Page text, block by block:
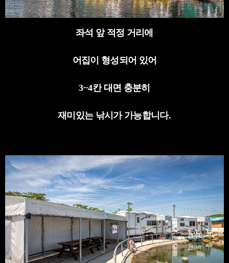
좌석 앞 적정 거리에
어집이 형성되어 있어
3~4칸 대면 충분히
재미있는 낚시가 가능합니다.